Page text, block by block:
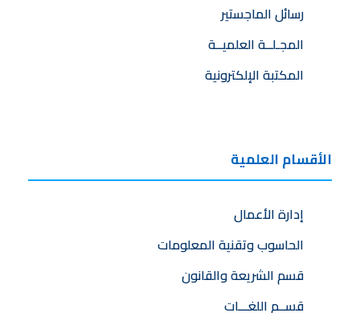
رسائل الماجستير
المجـلــة العلميــة
المكتبة الإلكترونية
الأقسام العلمية
إدارة الأعمال
الحاسوب وتقنية المعلومات
قسم الشريعة والقانون
قســم اللغـــات